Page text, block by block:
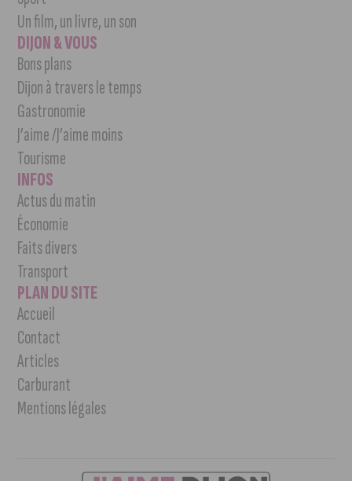
Un film, un livre, un son
DIJON & VOUS
Bons plans
Dijon à travers le temps
Gastronomie
J’aime /J’aime moins
Tourisme
INFOS
Actus du matin
Économie
Faits divers
Transport
PLAN DU SITE
Accueil
Contact
Articles
Carburant
Mentions légales